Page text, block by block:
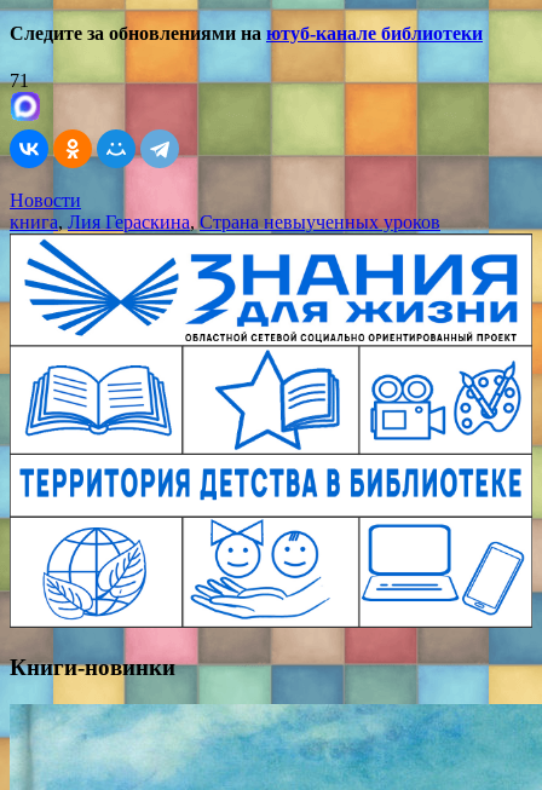
Следите за обновлениями на ютуб-канале библиотеки
71
Новости
книга, Лия Гераскина, Страна невыученных уроков
Книги-новинки